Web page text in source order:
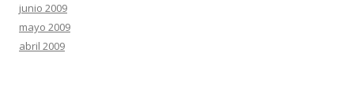
junio 2009
mayo 2009
abril 2009